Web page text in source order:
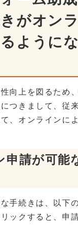
がオン
ように
向上を図るため
つきまして、従
、オンラインに
申請が可能
手続きは、以下
ックすると、申